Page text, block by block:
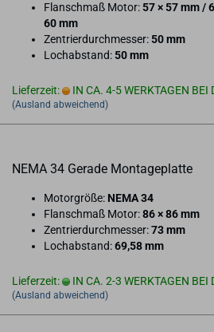
Flan­sch­maß Motor:57 × 57 mm /
60 mm
Zen­trier­durch­mes­ser:50 mm
Loch­ab­stand:50 mm
Lieferzeit: IN CA. 4-5 WERKTAGEN BEI
(Ausland abweichend)
NEMA 34 Ge­ra­de Mon­ta­ge­plat­te
Mo­tor­grö­ße: NEMA 34
Flan­sch­maß Motor:86 × 86 mm
Zen­trier­durch­mes­ser:73 mm
Loch­ab­stand:69,58 mm
Lieferzeit: IN CA. 2-3 WERKTAGEN BEI
(Ausland abweichend)